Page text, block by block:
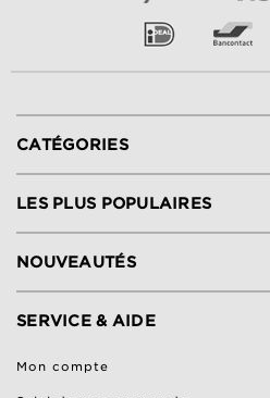
CATÉGORIES
LES PLUS POPULAIRES
NOUVEAUTÉS
SERVICE & AIDE
Mon compte